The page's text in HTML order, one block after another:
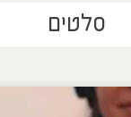
סלטים